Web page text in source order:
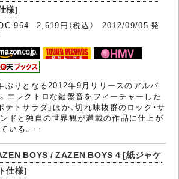
様]
964 2,619円（税込） 2012/09/05 発
ぶりとなる2012年9月リリースのアルバ
エレクトロな鍵盤音をフィーチャーした
テトサラダ」ほか、切れ味抜群のロック・サ
ドと独自の世界観が満載の作品に仕上が
いる。…
BOYS / ZAZEN BOYS 4 [紙ジャケ
仕様]